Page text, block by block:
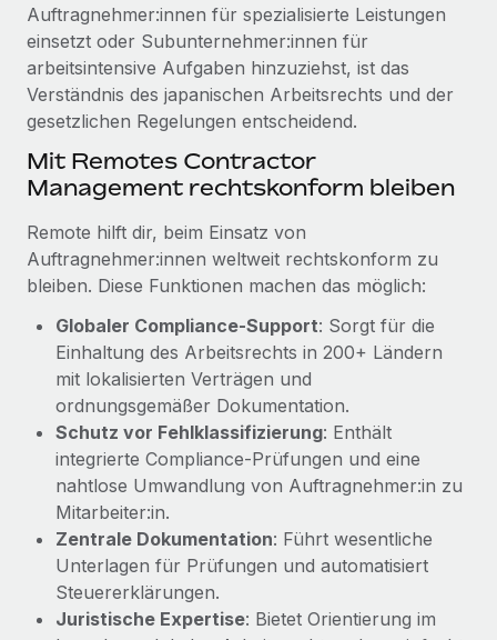
Background-Checks
Einfacheres Bewerber:innen-Screening
Compliance Watchtower
Lückenlose Compliance
Geräteverwaltung
Globale Bereitstellung und Verfolgung von IT-
Geräten
Gründung von Niederlassungen
Niederlassungen
Mobilität und Relocation
Mühelose Relocation von Mitarbeiter:innen
Benefits
Mühelose Verwaltung von Benefits
FALLSTUDIEN
So hat der KI-Vorreiter Weaviate sein Team mit
Remote um 120 % vergrößert
Weaviate auf einen Blick Weaviate entwickelt KI-basierte
Open-Source-Infrastrukturen. Das...
Strategische Partnerschaft zwischen
Management und Payroll
Reverse Tech auf einen Blick Das Gesundheits- und
Wellness-Startup Reverse Tech hat das globale...
Mehr erfahren
Hol dir Unterstützung
BLOG
Globale Payroll
Contractor Management
Den Blog erkunden
BLOG
Neues zu Remote-Produkten: Integration mit
Gusto und Zero und Contractor Management
Plus
aller Größen dabei unterstützen, die beste...
Mehr erfahren
Auftragnehmer:innen für spezialisierte Leistungen
einsetzt oder Subunternehmer:innen für
arbeitsintensive Aufgaben hinzuziehst, ist das
Verständnis des japanischen Arbeitsrechts und der
gesetzlichen Regelungen entscheidend.
Mit Remotes Contractor
Management rechtskonform bleiben
Remote hilft dir, beim Einsatz von
Auftragnehmer:innen weltweit rechtskonform zu
bleiben. Diese Funktionen machen das möglich:
Globaler Compliance‑Support: Sorgt für die
Einhaltung des Arbeitsrechts in 200+ Ländern
mit lokalisierten Verträgen und
ordnungsgemäßer Dokumentation.
Schutz vor Fehlklassifizierung: Enthält
integrierte Compliance‑Prüfungen und eine
nahtlose Umwandlung von Auftragnehmer:in zu
Mitarbeiter:in.
Zentrale Dokumentation: Führt wesentliche
Unterlagen für Prüfungen und automatisiert
Steuererklärungen.
Juristische Expertise: Bietet Orientierung im